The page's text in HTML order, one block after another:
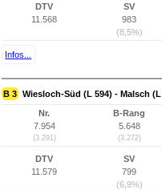
DTV
11.568
SV
983
(8,5%)
Infos...
B 3 Wiesloch-Süd (L 594) - Malsch (L
Nr.
7.954
(3.291)
B-Rang
5.648
(3.272)
DTV
11.579
SV
799
(6,9%)